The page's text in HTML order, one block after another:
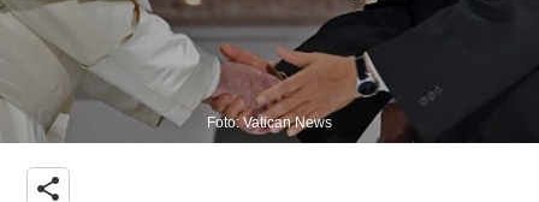
Foto: Vatican News
share